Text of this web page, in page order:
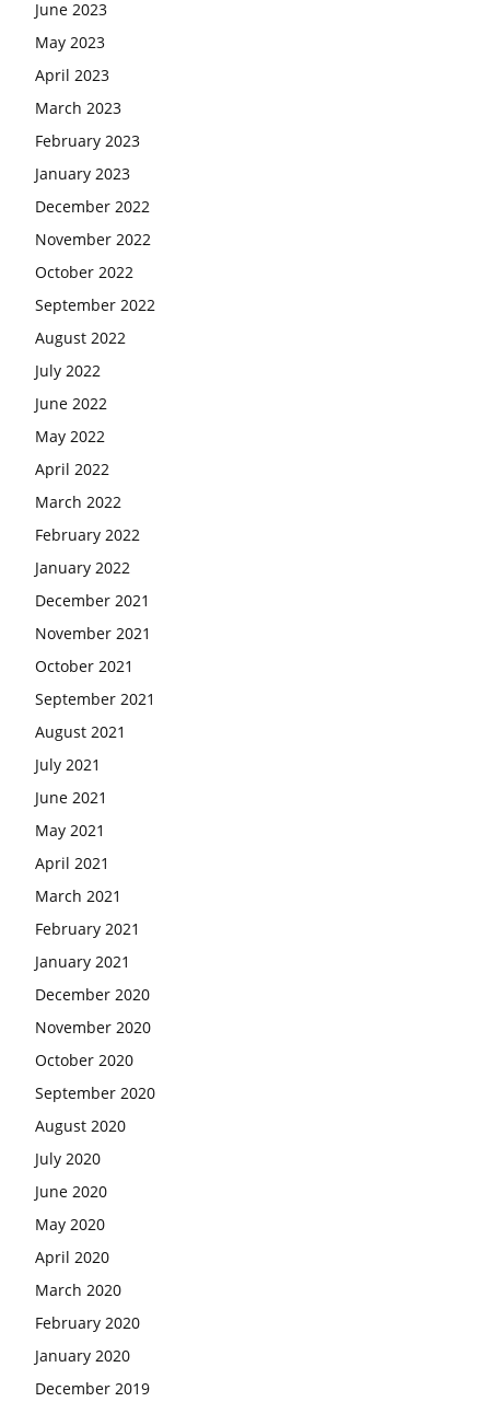
June 2023
May 2023
April 2023
March 2023
February 2023
January 2023
December 2022
November 2022
October 2022
September 2022
August 2022
July 2022
June 2022
May 2022
April 2022
March 2022
February 2022
January 2022
December 2021
November 2021
October 2021
September 2021
August 2021
July 2021
June 2021
May 2021
April 2021
March 2021
February 2021
January 2021
December 2020
November 2020
October 2020
September 2020
August 2020
July 2020
June 2020
May 2020
April 2020
March 2020
February 2020
January 2020
December 2019